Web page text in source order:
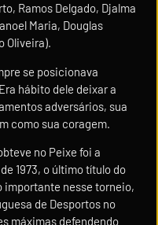
Ramos Delgado, Djalma
Maria, Douglas
Oliveira).
se posicionava
hábito dele deixar a
adversários, sua
como sua coragem.
no Peixe foi a
1973, o último título do
importante nesse torneio,
de Desportos no
máximas defendendo